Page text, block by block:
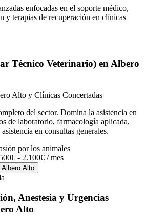
enfocadas en el soporte médico,
y terapias de recuperación en clínicas
Técnico Veterinario) en Albero
Alto y Clínicas Concertadas
del sector. Domina la asistencia en
de laboratorio, farmacología aplicada,
en consultas generales.
por los animales
- 2.100€ / mes
Albero Alto
Anestesia y Urgencias
Alto